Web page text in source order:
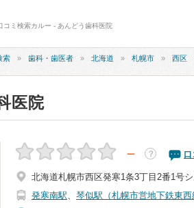
コミ検索カルー - あんどう歯科医院
索 歯科・歯医者 北海道 札幌市 西区
医院
－ ？ 口
北海道札幌市西区発寒1条3丁目2番1号
発寒南駅、 琴似駅（札幌市営地下鉄東西